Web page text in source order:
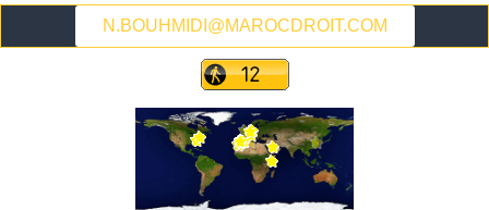
N.BOUHMIDI@MAROCDROIT.COM